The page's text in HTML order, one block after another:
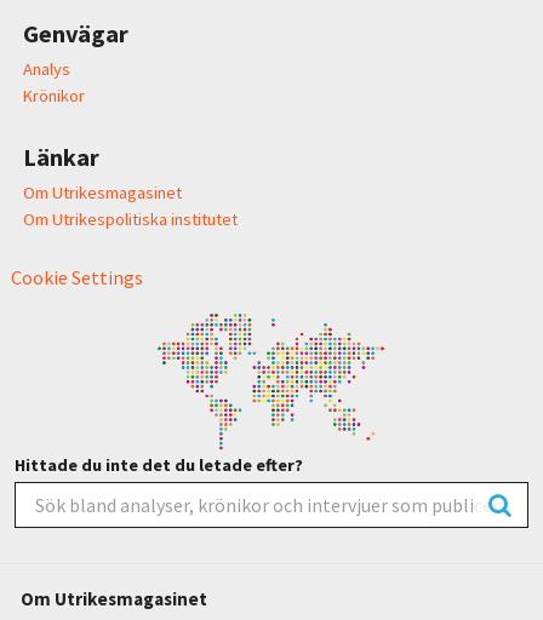
Genvägar
Analys
Krönikor
Länkar
Om Utrikesmagasinet
Om Utrikespolitiska institutet
Cookie Settings
Hittade du inte det du letade efter?
Om Utrikesmagasinet